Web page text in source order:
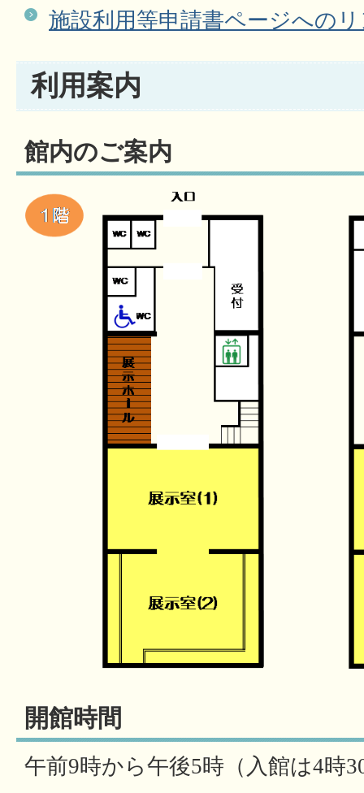
施設利用等申請書ページへの
利用案内
館内のご案内
開館時間
午前9時から午後5時（入館は4時